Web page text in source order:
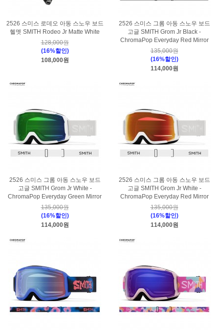
2526 스미스 로데오 아동 스노우 보드
헬멧 SMITH Rodeo Jr Matte White
128,000원
(16%할인)
108,000원
2526 스미스 그롬 아동 스노우 보드
고글 SMITH Grom Jr Black -
ChromaPop Everyday Red Mirror
135,000원
(16%할인)
114,000원
2526 스미스 그롬 아동 스노우 보드
고글 SMITH Grom Jr White -
ChromaPop Everyday Green Mirror
135,000원
(16%할인)
114,000원
2526 스미스 그롬 아동 스노우 보드
고글 SMITH Grom Jr White -
ChromaPop Everyday Red Mirror
135,000원
(16%할인)
114,000원